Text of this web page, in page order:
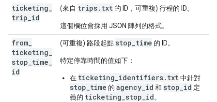
ticketing
trip id
(來自 trips.txt 的 ID，可重複) 行程的 ID。
這個欄位會採用 JSON 陣列的格式。
from
ticketing
stop time
id
(可重複) 路段起點 stop_time 的 ID。
特定停靠時間的值如下：
在 ticketing_identifiers.txt中針對
stop_time 的 agency_id 和 stop_id 定
義的 ticketing_stop_id。